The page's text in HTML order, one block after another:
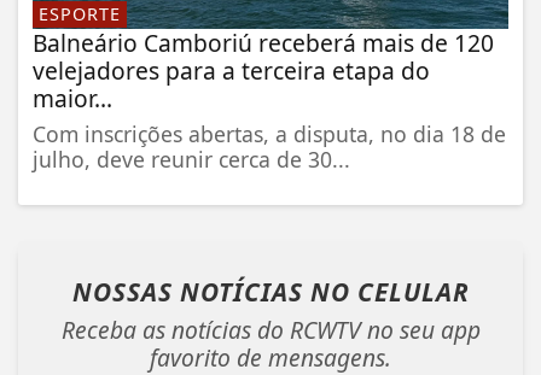
ESPORTE
Balneário Camboriú receberá mais de 120
velejadores para a terceira etapa do
maior...
Com inscrições abertas, a disputa, no dia 18 de
julho, deve reunir cerca de 30...
NOSSAS NOTÍCIAS NO CELULAR
Receba as notícias do RCWTV no seu app
favorito de mensagens.